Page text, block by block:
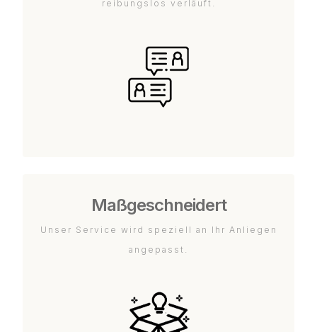
reibungslos verläuft.
Maßgeschneidert
Unser Service wird speziell an Ihr Anliegen
angepasst.